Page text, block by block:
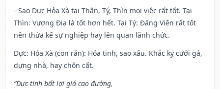
- Sao Dực Hỏa Xà tại Thân, Tý, Thìn mọi việc rất tốt. Tại
Thìn: Vượng Địa là tốt hơn hết. Tại Tý: Đăng Viên rất tốt
nên thừa kế sự nghiệp hay lên quan lãnh chức.
Dực: Hỏa Xà (con rắn): Hỏa tinh, sao xấu. Khắc kỵ cưới gả,
dựng nhà, hay chôn cất.
“Dực tinh bất lợi giá cao đường,